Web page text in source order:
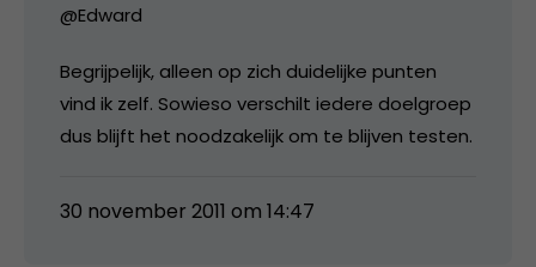
@Edward
Begrijpelijk, alleen op zich duidelijke punten
vind ik zelf. Sowieso verschilt iedere doelgroep
dus blijft het noodzakelijk om te blijven testen.
30 november 2011 om 14:47